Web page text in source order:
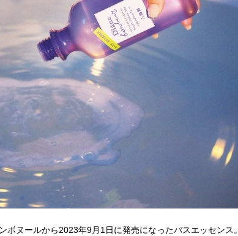
ボヌールから2023年9月1日に発売になったバスエッセンス。